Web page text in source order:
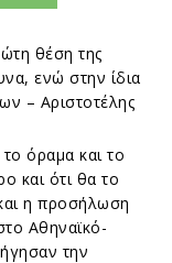
θέση της
ενώ στην ίδια
– Αριστοτέλης
όραμα και το
και ότι θα το
η προσήλωση
Αθηναϊκό-
την